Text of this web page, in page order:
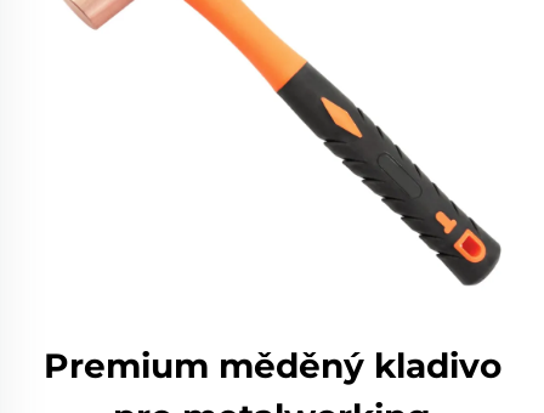
Premium měděný kladivo